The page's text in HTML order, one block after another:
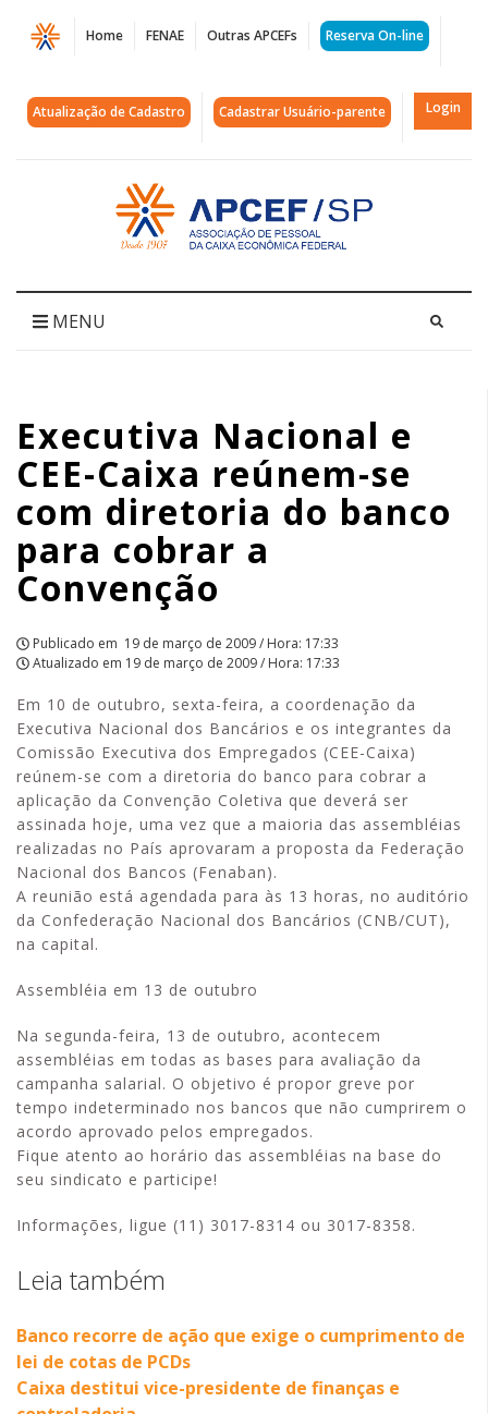
Página
Executiva
Nacional
se
do
banco
para
cobrar
a
Convenção
|
APCEF/SP
Home FENAE Outras APCEFs Reserva On-line
Atualização de Cadastro Cadastrar Usuário-parente Login
Acessar
página
inicial
MENU
Executiva Nacional e
CEE-Caixa reúnem-se
com diretoria do banco
para cobrar a
Convenção
Publicado em 19 de março de 2009 / Hora: 17:33
Atualizado em 19 de março de 2009 / Hora: 17:33
Em 10 de outubro, sexta-feira, a coordenação da
Executiva Nacional dos Bancários e os integrantes da
Comissão Executiva dos Empregados (CEE-Caixa)
reúnem-se com a diretoria do banco para cobrar a
aplicação da Convenção Coletiva que deverá ser
assinada hoje, uma vez que a maioria das assembléias
realizadas no País aprovaram a proposta da Federação
Nacional dos Bancos (Fenaban).
A reunião está agendada para às 13 horas, no auditório
da Confederação Nacional dos Bancários (CNB/CUT),
na capital.
Assembléia em 13 de outubro
Na segunda-feira, 13 de outubro, acontecem
assembléias em todas as bases para avaliação da
campanha salarial. O objetivo é propor greve por
tempo indeterminado nos bancos que não cumprirem o
acordo aprovado pelos empregados.
Fique atento ao horário das assembléias na base do
seu sindicato e participe!
Informações, ligue (11) 3017-8314 ou 3017-8358.
Leia também
Banco recorre de ação que exige o cumprimento de
lei de cotas de PCDs
Caixa destitui vice-presidente de finanças e